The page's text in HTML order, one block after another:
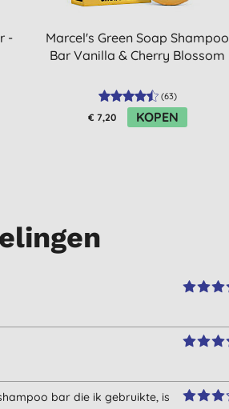
-
Marcel's Green Soap Shampoo
Bar Vanilla & Cherry Blossom
(63)
€ 7,20 KOPEN
bar die ik gebruikte, is